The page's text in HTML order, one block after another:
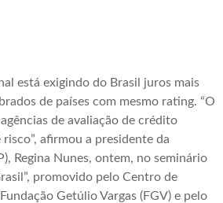
está exigindo do Brasil juros mais
de países com mesmo rating. “O
de avaliação de crédito
afirmou a presidente da
Regina Nunes, ontem, no seminário
promovido pelo Centro de
Getúlio Vargas (FGV) e pelo